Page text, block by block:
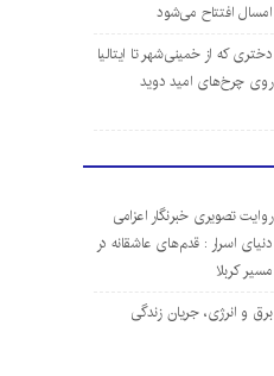
امسال افتتاح می‌شود
دختری که از خمینی‌شهر تا ایتالیا
روی چرخ‌های امید دوید
روایت تصویری خبرنگار اعزامی
دنیای اسرار : قدم‌های عاشقانه در
مسیر کربلا
برق و انرژی، جریان زندگی